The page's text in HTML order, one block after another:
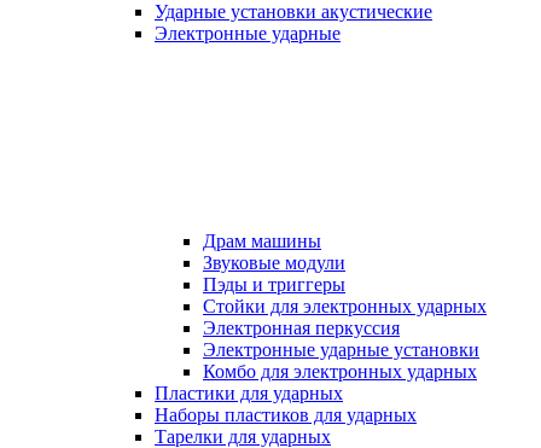
Ударные установки акустические
Электронные ударные
Драм машины
Звуковые модули
Пэды и триггеры
Стойки для электронных ударных
Электронная перкуссия
Электронные ударные установки
Комбо для электронных ударных
Пластики для ударных
Наборы пластиков для ударных
Тарелки для ударных